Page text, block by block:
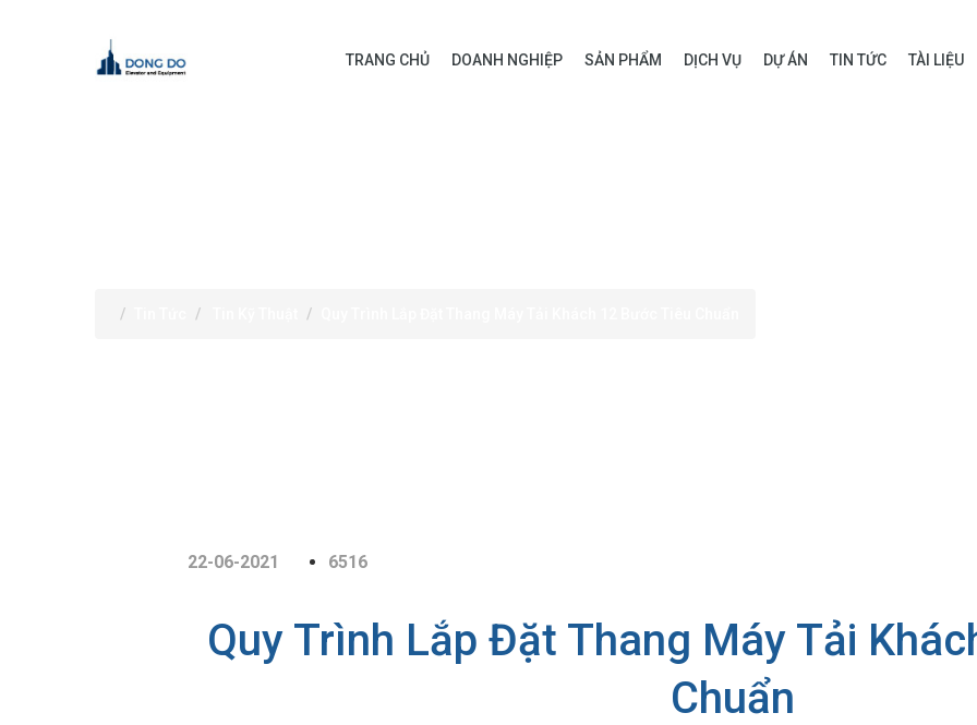
TRANG CHỦ DOANH NGHIỆP SẢN PHẨM DỊCH VỤ DỰ ÁN TIN TỨC TÀI LIỆU
22-06-2021 6516
Quy Trình Lắp Đặt Thang Máy Tải
Chuẩn